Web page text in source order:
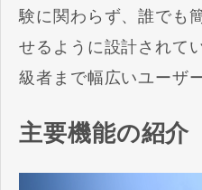
験に関わらず、誰でも
せるように設計されて
級者まで幅広いユーザ
主要機能の紹介